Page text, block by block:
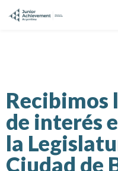
Recibimos
de interés
la
Ciudad de